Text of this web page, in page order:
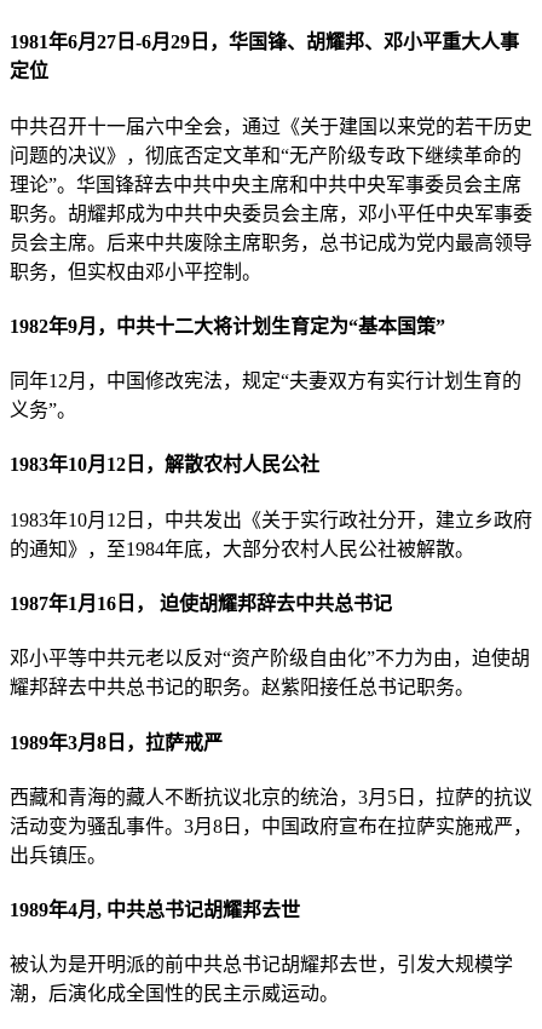
1981年6月27日-6月29日，华国锋、胡耀邦、邓小平重大人事
定位
中共召开十一届六中全会，通过《关于建国以来党的若干历史
问题的决议》，彻底否定文革和“无产阶级专政下继续革命的
理论”。华国锋辞去中共中央主席和中共中央军事委员会主席
职务。胡耀邦成为中共中央委员会主席，邓小平任中央军事委
员会主席。后来中共废除主席职务，总书记成为党内最高领导
职务，但实权由邓小平控制。
1982年9月，中共十二大将计划生育定为“基本国策”
同年12月，中国修改宪法，规定“夫妻双方有实行计划生育的
义务”。
1983年10月12日，解散农村人民公社
1983年10月12日，中共发出《关于实行政社分开，建立乡政府
的通知》，至1984年底，大部分农村人民公社被解散。
1987年1月16日， 迫使胡耀邦辞去中共总书记
邓小平等中共元老以反对“资产阶级自由化”不力为由，迫使胡
耀邦辞去中共总书记的职务。赵紫阳接任总书记职务。
1989年3月8日，拉萨戒严
西藏和青海的藏人不断抗议北京的统治，3月5日，拉萨的抗议
活动变为骚乱事件。3月8日，中国政府宣布在拉萨实施戒严，
出兵镇压。
1989年4月, 中共总书记胡耀邦去世
被认为是开明派的前中共总书记胡耀邦去世，引发大规模学
潮，后演化成全国性的民主示威运动。